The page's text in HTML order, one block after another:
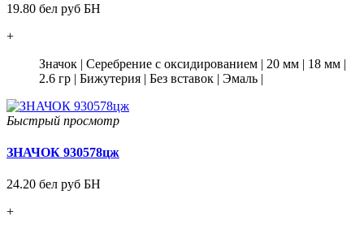
19.80 бел руб БН
+
Значок | Серебрение с оксидированием | 20 мм | 18 мм |
2.6 гр | Бижутерия | Без вставок | Эмаль |
Быстрый просмотр
ЗНАЧОК 930578цж
24.20 бел руб БН
+